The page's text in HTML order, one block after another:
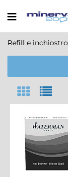
Open menu
Refill e inchiostro